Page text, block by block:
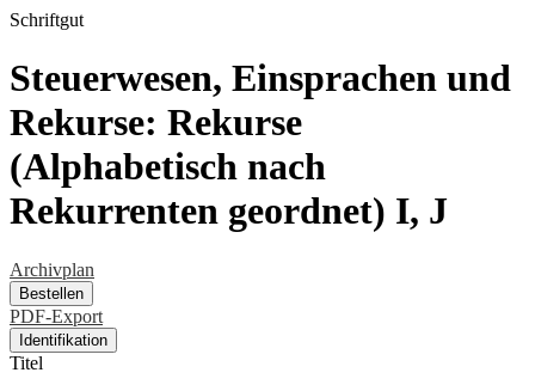
Schriftgut
Steuerwesen, Einsprachen und
Rekurse: Rekurse
(Alphabetisch nach
Rekurrenten geordnet) I, J
Archivplan
Bestellen
PDF-Export
Identifikation
Titel